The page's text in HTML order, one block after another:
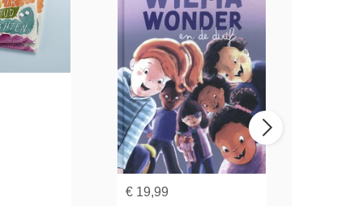
€ 19,99